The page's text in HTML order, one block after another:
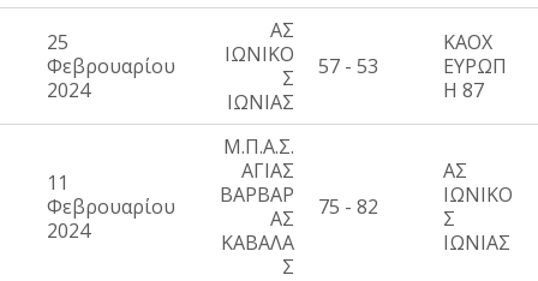
25
Φεβρουαρίου
2024
ΑΣ
ΙΩΝΙΚΟ
Σ
ΙΩΝΙΑΣ
57 - 53
ΚΑΟΧ
ΕΥΡΩΠ
Η 87
11
Φεβρουαρίου
2024
Μ.Π.Α.Σ.
ΑΓΙΑΣ
ΒΑΡΒΑΡ
ΑΣ
ΚΑΒΑΛΑ
Σ
75 - 82
ΑΣ
ΙΩΝΙΚΟ
Σ
ΙΩΝΙΑΣ